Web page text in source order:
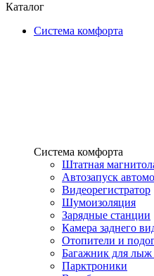
Каталог
Система комфорта
Система комфорта
Штатная
Автозапуск
Видеорегистратор
Шумоизоляция
Зарядные станции
Камера заднего
Отопители и
Багажник для лыж
Парктроники